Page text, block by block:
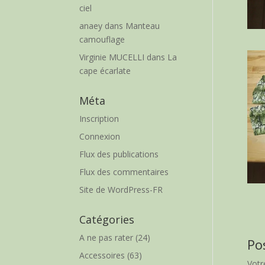
ciel
anaey dans Manteau
camouflage
Virginie MUCELLI dans La
cape écarlate
Méta
Inscription
Connexion
Flux des publications
Flux des commentaires
Site de WordPress-FR
Catégories
A ne pas rater (24)
Accessoires (63)